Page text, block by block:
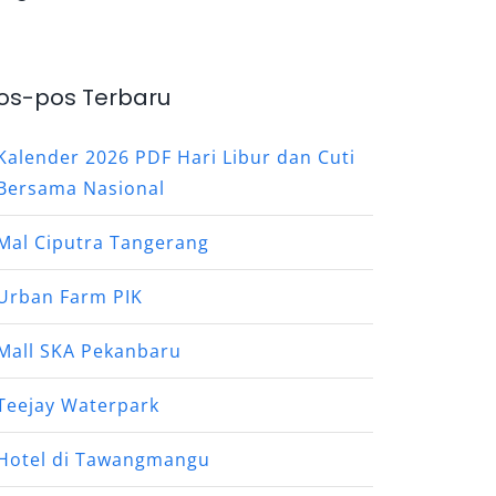
pos Terbaru
2026 PDF Hari Libur dan Cuti
Nasional
Ciputra Tangerang
Farm PIK
SKA Pekanbaru
Waterpark
di Tawangmangu